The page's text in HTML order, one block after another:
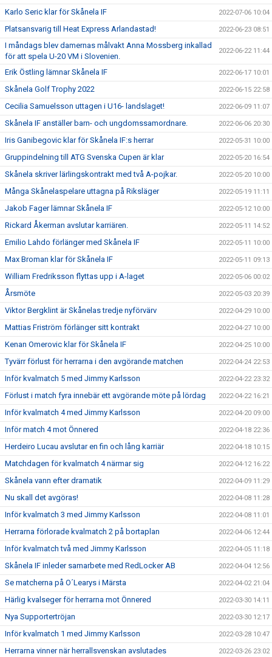
Karlo Seric klar för Skånela IF 2022-07-06 10:04
Platsansvarig till Heat Express Arlandastad! 2022-06-23 08:51
I måndags blev damernas målvakt Anna Mossberg inkallad
för att spela U-20 VM i Slovenien.
2022-06-22 11:44
Erik Östling lämnar Skånela IF 2022-06-17 10:01
Skånela Golf Trophy 2022 2022-06-15 22:58
Cecilia Samuelsson uttagen i U16- landslaget! 2022-06-09 11:07
Skånela IF anställer barn- och ungdomssamordnare. 2022-06-06 20:30
Iris Ganibegovic klar för Skånela IF:s herrar 2022-05-31 10:00
Gruppindelning till ATG Svenska Cupen är klar 2022-05-20 16:54
Skånela skriver lärlingskontrakt med två A-pojkar. 2022-05-20 10:00
Många Skånelaspelare uttagna på Riksläger 2022-05-19 11:11
Jakob Fager lämnar Skånela IF 2022-05-12 10:00
Rickard Åkerman avslutar karriären. 2022-05-11 14:52
Emilio Lahdo förlänger med Skånela IF 2022-05-11 10:00
Max Broman klar för Skånela IF 2022-05-11 09:13
William Fredriksson flyttas upp i A-laget 2022-05-06 00:02
Årsmöte 2022-05-03 20:39
Viktor Bergklint är Skånelas tredje nyförvärv 2022-04-29 10:00
Mattias Friström förlänger sitt kontrakt 2022-04-27 10:00
Kenan Omerovic klar för Skånela IF 2022-04-25 10:00
Tyvärr förlust för herrarna i den avgörande matchen 2022-04-24 22:53
Inför kvalmatch 5 med Jimmy Karlsson 2022-04-22 23:32
Förlust i match fyra innebär ett avgörande möte på lördag 2022-04-22 16:21
Inför kvalmatch 4 med Jimmy Karlsson 2022-04-20 09:00
Inför match 4 mot Önnered 2022-04-18 22:36
Herdeiro Lucau avslutar en fin och lång karriär 2022-04-18 10:15
Matchdagen för kvalmatch 4 närmar sig 2022-04-12 16:22
Skånela vann efter dramatik 2022-04-09 11:29
Nu skall det avgöras! 2022-04-08 11:28
Inför kvalmatch 3 med Jimmy Karlsson 2022-04-08 11:01
Herrarna förlorade kvalmatch 2 på bortaplan 2022-04-06 12:44
Inför kvalmatch två med Jimmy Karlsson 2022-04-05 11:18
Skånela IF inleder samarbete med RedLocker AB 2022-04-04 12:56
Se matcherna på O´Learys i Märsta 2022-04-02 21:04
Härlig kvalseger för herrarna mot Önnered 2022-03-30 14:11
Nya Supportertröjan 2022-03-30 12:17
Inför kvalmatch 1 med Jimmy Karlsson 2022-03-28 10:47
Herrarna vinner när herrallsvenskan avslutades 2022-03-26 23:02